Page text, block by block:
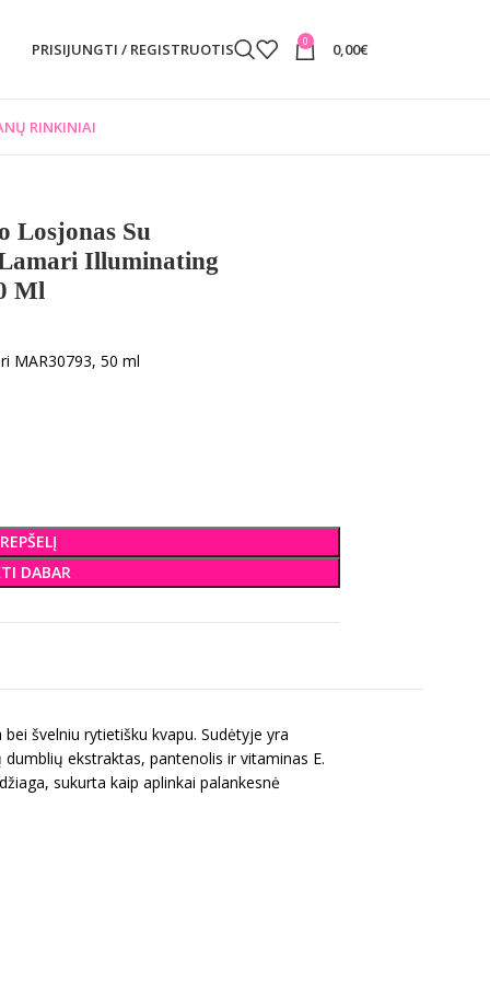
PRISIJUNGTI / REGISTRUOTIS 0 0,00€
RINKINIAI
Losjonas Su
Illuminating
Ml
MAR30793, 50 ml
DABAR
švelniu rytietišku kvapu. Sudėtyje yra
ekstraktas, pantenolis ir vitaminas E.
sukurta kaip aplinkai palankesnė